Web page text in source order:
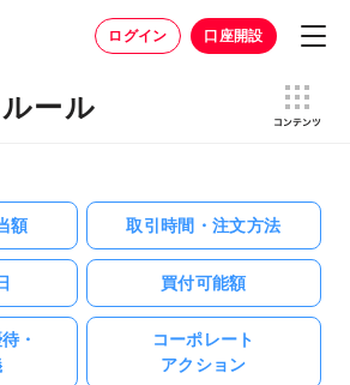
ログイン 口座開設
ール
額 取引時間・注文方法
買付可能額
・
コーポレート
アクション